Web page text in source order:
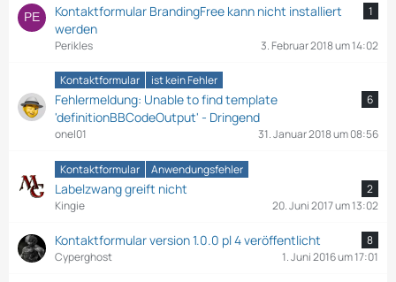
Kontaktformular BrandingFree kann nicht installiert
werden
1
Perikles 3. Februar 2018 um 14:02
Kontaktformular ist kein Fehler
Fehlermeldung: Unable to find template
'definitionBBCodeOutput' - Dringend
6
onel01 31. Januar 2018 um 08:56
Kontaktformular Anwendungsfehler
Labelzwang greift nicht
2
Kingie
20. Juni 2017 um 13:02
Kontaktformular version 1.0.0 pl 4 veröffentlicht
8
Cyperghost
1. Juni 2016 um 17:01